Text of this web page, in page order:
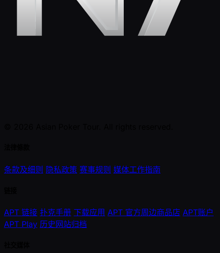
条款及细则 隐私政策 赛事规则 媒体工作指南
APT 链接 扑克手册 下载应用 APT 官方周边商品店 APT账户
APT Play 历史网站归档